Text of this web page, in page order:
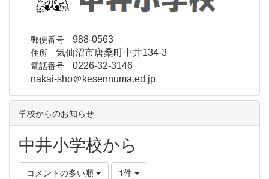
郵便番号 988-0563
住所 気仙沼市唐桑町中井134-3
電話番号 0226-32-3146
nakai-sho＠kesennuma.ed.jp
学校からのお知らせ
中井小学校から
コメントの多い順 1件